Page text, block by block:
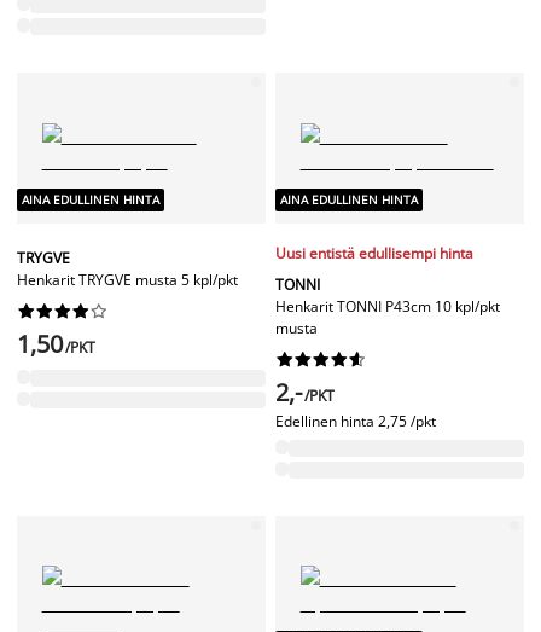
AINA EDULLINEN HINTA
TRYGVE
Henkarit TRYGVE musta 5 kpl/pkt






1,50/PKT
AINA EDULLINEN HINTA
Uusi entistä edullisempi hinta
TONNI
Henkarit TONNI P43cm 10 kpl/pkt
musta






2,-/PKT
Edellinen hinta 2,75 /pkt